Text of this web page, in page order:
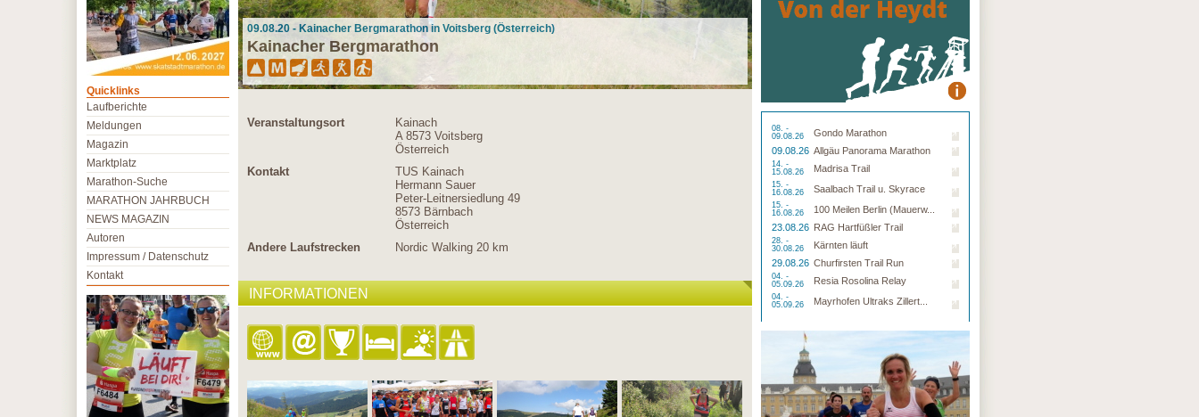
09.08.20 - Kainacher Bergmarathon in Voitsberg (Österreich)
Kainacher Bergmarathon
Veranstaltungsort
Kainach
A 8573 Voitsberg
Österreich
Kontakt
TUS Kainach
Hermann Sauer
Peter-Leitnersiedlung 49
8573 Bärnbach
Österreich
Andere Laufstrecken
Nordic Walking 20 km
INFORMATIONEN
08. -
09.08.26
Gondo Marathon
09.08.26 Allgäu Panorama Marathon
14. -
15.08.26
Madrisa Trail
15. -
16.08.26
Saalbach Trail u. Skyrace
15. -
16.08.26
100 Meilen Berlin (Mauerw...
23.08.26 RAG Hartfüßler Trail
28. -
30.08.26
Kärnten läuft
29.08.26 Churfirsten Trail Run
04. -
05.09.26
Resia Rosolina Relay
04. -
05.09.26
Mayrhofen Ultraks Zillert...
Quicklinks
Laufberichte
Meldungen
Magazin
Marktplatz
Marathon-Suche
MARATHON JAHRBUCH
NEWS MAGAZIN
Autoren
Impressum / Datenschutz
Kontakt